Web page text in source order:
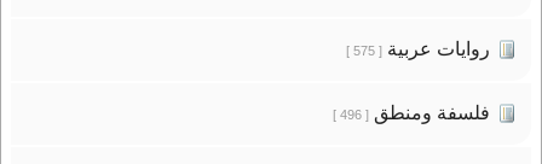
روايات عربية[ 575 ]
فلسفة ومنطق[ 496 ]